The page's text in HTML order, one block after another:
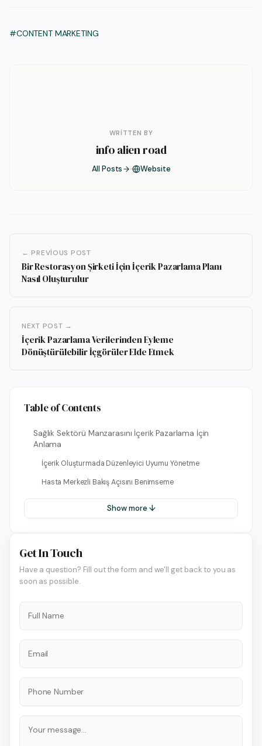
#CONTENT MARKETING
WRITTEN BY
info alien road
All Posts Website
← PREVIOUS POST
Bir Restorasyon Şirketi İçin İçerik Pazarlama Planı
Nasıl Oluşturulur
NEXT POST →
İçerik Pazarlama Verilerinden Eyleme
Dönüştürülebilir İçgörüler Elde Etmek
Table of Contents
Sağlık Sektörü Manzarasını İçerik Pazarlama İçin
Anlama
İçerik Oluşturmada Düzenleyici Uyumu Yönetme
Hasta Merkezli Bakış Açısını Benimseme
Show more ↓
Get In Touch
Have a question? Fill out the form and we'll get back to you as
soon as possible.